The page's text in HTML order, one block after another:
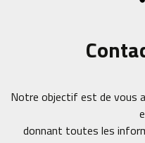
Notre objectif est de vous
donnant toutes les